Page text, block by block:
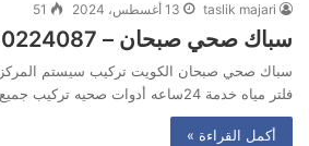
taslik majari 13 أغسطس، 2024 51
سباك صحي صبحان – 50224087
سباك صحي صبحان الكويت تركيب سيستم
فلتر مياه خدمة 24ساعه أدوات صحيه تركيب جميع الادوات…
أكمل القراءة »